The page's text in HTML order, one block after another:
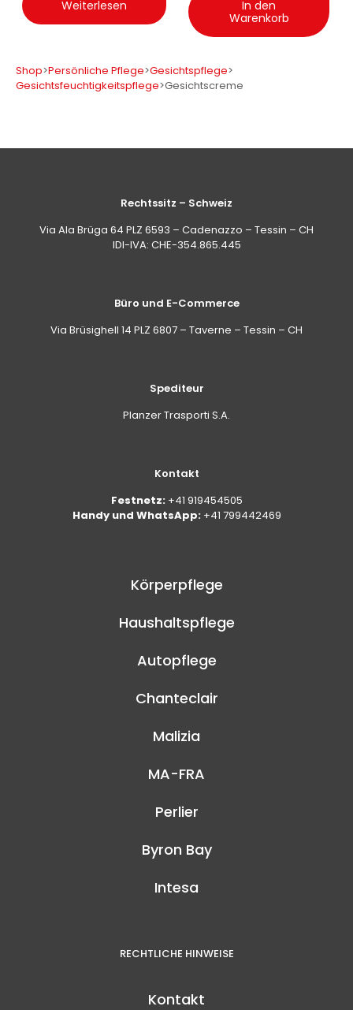
Weiterlesen
In den
Warenkorb
Shop>Persönliche Pflege>Gesichtspflege>
Gesichtsfeuchtigkeitspflege>Gesichtscreme
Rechtssitz – Schweiz
Via Ala Brüga 64 PLZ 6593 – Cadenazzo – Tessin – CH
IDI-IVA: CHE-354.865.445
Büro und E-Commerce
Via Brüsighell 14 PLZ 6807 – Taverne – Tessin – CH
Spediteur
Planzer Trasporti S.A.
Kontakt
Festnetz: +41 919454505
Handy und WhatsApp: +41 799442469
Körperpflege
Haushaltspflege
Autopflege
Chanteclair
Malizia
MA-FRA
Perlier
Byron Bay
Intesa
RECHTLICHE HINWEISE
Kontakt